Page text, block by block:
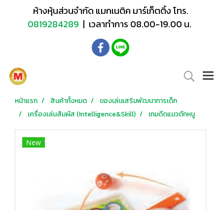
ห้างหุ้นส่วนจำกัด แมกเนติค มาร์เก็ตติ้ง โทร.
0819284289 | เวลาทำการ 08.00-19.00 น.
หน้าแรก สินค้าทั้งหมด
ของเล่นเสริมพัฒนาการเด็ก
เครื่องเล่นสัมผัส (Intelligence&Skill)
เกมดีดแมวดักหนู
New